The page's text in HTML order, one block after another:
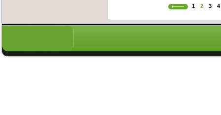
огромное
дыма!
1 2 3 4